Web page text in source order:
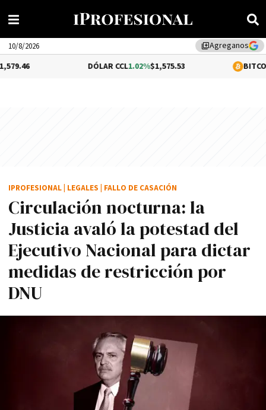
library_addAgreganos
10/8/2026
1.02%$1,575.53 -0.46%
Circulación nocturna: la
Justicia avaló la potestad del
Ejecutivo Nacional para dictar
medidas de restricción por
DNU
IPROFESIONAL LEGALES FALLO DE CASACIÓN